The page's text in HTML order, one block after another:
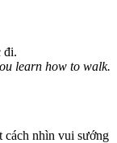
đi.
learn how to walk.
cách nhìn vui sướng